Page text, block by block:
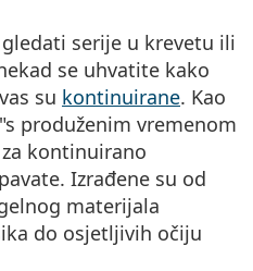
serije u krevetu ili
se uhvatite kako
su kontinuirane. Kao
produženim vremenom
kontinuirano
Izrađene su od
materijala
do osjetljivih očiju